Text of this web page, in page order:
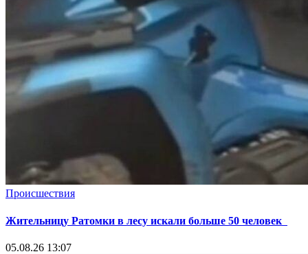
Происшествия
Жительницу Ратомки в лесу искали больше 50 человек
05.08.26 13:07